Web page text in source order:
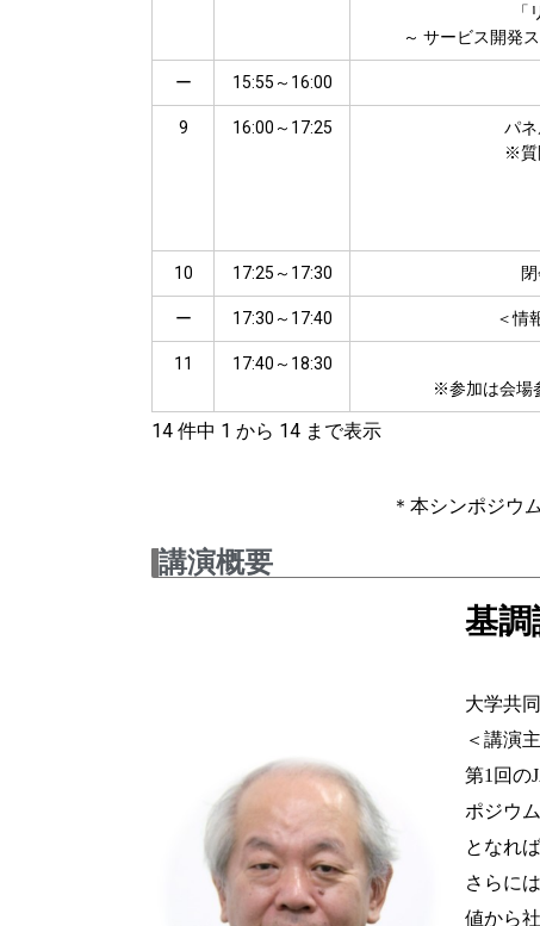
「
～ サービス開発
ー 15:55～16:00
9 16:00～17:25
パ
※質
10 17:25～17:30
ー 17:30～17:40 ＜情
11 17:40～18:30
※参加は会場
14 件中 1 から 14 まで表示
＊本シンポジウ
講演概要
基調
～ 人
大学共
＜講演
第1回の
ポジウ
となれ
さらに
値から